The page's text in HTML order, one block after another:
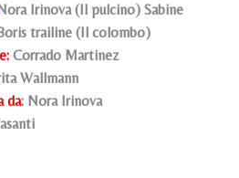
Irinova (Il pulcino) Sabine
trailine (Il colombo)
Corrado Martinez
Wallmann
da: Nora Irinova